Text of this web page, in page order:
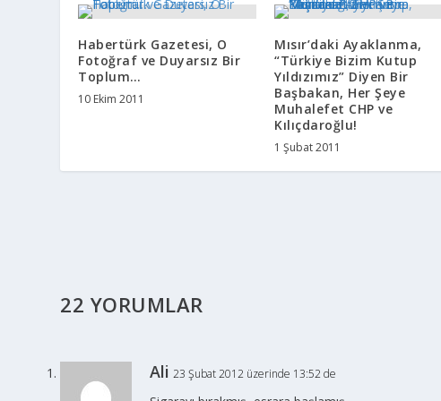
Habertürk Gazetesi, O
Fotoğraf ve Duyarsız Bir
Toplum…
10 Ekim 2011
Mısır’daki Ayaklanma,
“Türkiye Bizim Kutup
Yıldızımız” Diyen Bir
Başbakan, Her Şeye
Muhalefet CHP ve
Kılıçdaroğlu!
1 Şubat 2011
22 YORUMLAR
Ali 23 Şubat 2012 üzerinde 13:52 de